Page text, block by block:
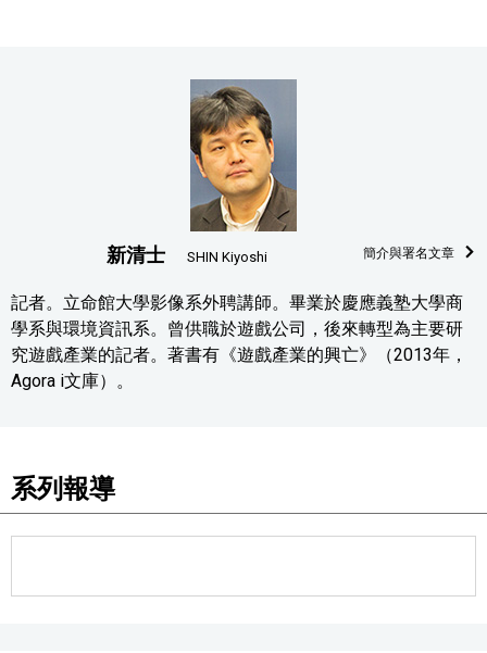
新清士 SHIN Kiyoshi 簡介與署名文章
記者。立命館大學影像系外聘講師。畢業於慶應義塾大學商
學系與環境資訊系。曾供職於遊戲公司，後來轉型為主要研
究遊戲產業的記者。著書有《遊戲產業的興亡》（2013年，
Agora i文庫）。
系列報導